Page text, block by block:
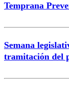
Temprana
Semana
tramitación del